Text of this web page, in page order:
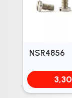
NSR4856
3,30